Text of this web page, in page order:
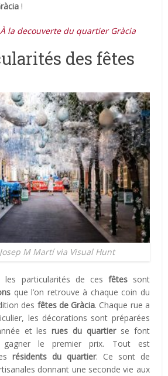
!
À la decouverte du quartier Gràcia
des fêtes
M Martí via Visual Hunt
les particularités de ces fêtessont
que l’on retrouve à chaque coin du
des fêtes de Gràcia. Chaque rue a
les décorations sont préparées
et lesrues du quartierse font
gagner le premier prix. Tout est
résidents du quartier. Ce sont de
donnant une seconde vie aux